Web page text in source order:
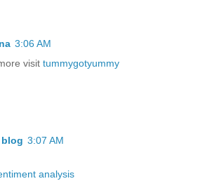
3:06 AM
visit tummygotyummy
blog 3:07 AM
analysis